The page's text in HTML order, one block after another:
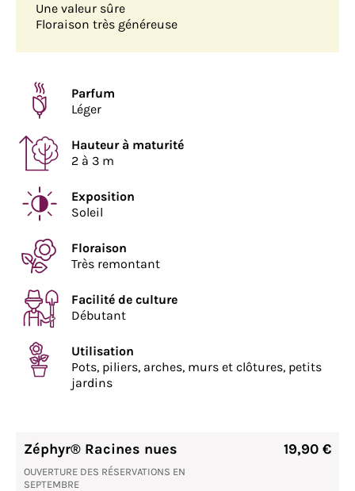
Une valeur sûre
Floraison très généreuse
Parfum
Léger
Hauteur à maturité
2 à 3 m
Exposition
Soleil
Floraison
Très remontant
Facilité de culture
Débutant
Utilisation
Pots, piliers, arches, murs et clôtures, petits
jardins
Zéphyr® Racines nues
OUVERTURE DES RÉSERVATIONS EN
SEPTEMBRE
19,90 €